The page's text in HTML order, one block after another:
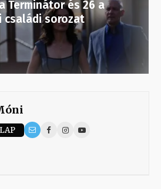
Terminátor és 26 a
családi sorozat